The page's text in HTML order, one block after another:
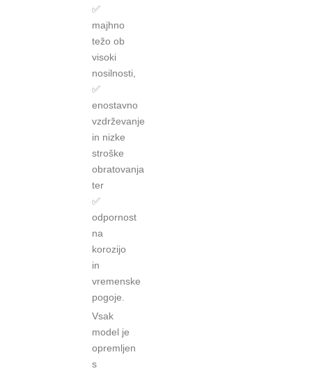
✅
majhno
težo ob
visoki
nosilnosti,
✅
enostavno
vzdrževanje
in nizke
stroške
obratovanja
ter
✅
odpornost
na
korozijo
in
vremenske
pogoje.
Vsak
model je
opremljen
s